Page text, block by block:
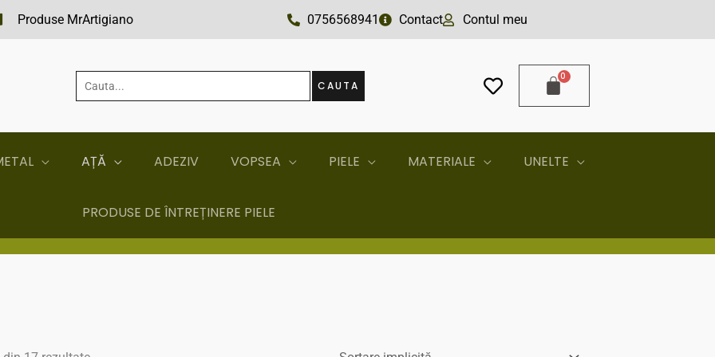
Produse MrArtigiano 0756568941 Contact Contul meu
Cauta... CAUTA
AȚĂ ADEZIV VOPSEA PIELE MATERIALE UNELTE
PRODUSE DE ÎNTREȚINERE PIELE